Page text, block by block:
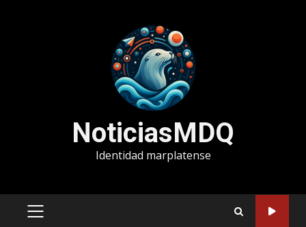
NoticiasMDQ
Identidad marplatense
MENÚ